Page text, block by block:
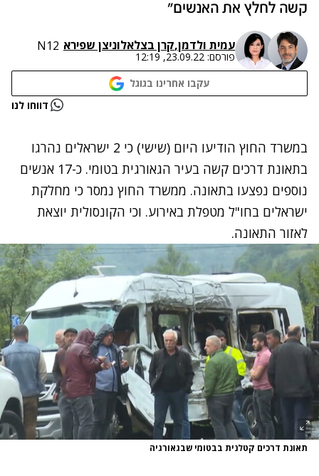
קשה לחלץ את האנשים"
עמית ולדמן,קרן בצלאלוניצן שפירא N12
פורסם: 23.09.22, 12:19
עקבו אחרינו בגוגל
נתקלנו בבעיה דווחו לנו
במשרד החוץ הודיעו היום (שישי) כי 2 ישראלים נהרגו
בתאונת דרכים קשה בעיר הגאורגית בטומי. כ-17 אנשים
נוספים נפצעו בתאונה. ממשרד החוץ נמסר כי מחלקת
ישראלים בחו"ל מטפלת באירוע. וכי הקונסולית יוצאת
לאזור התאונה.
תאונת דרכים קטלנית בבטומי שבגאורגיה